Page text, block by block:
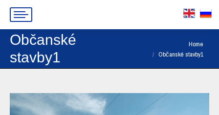
Občanské
stavby1
Home
Občanské stavby1